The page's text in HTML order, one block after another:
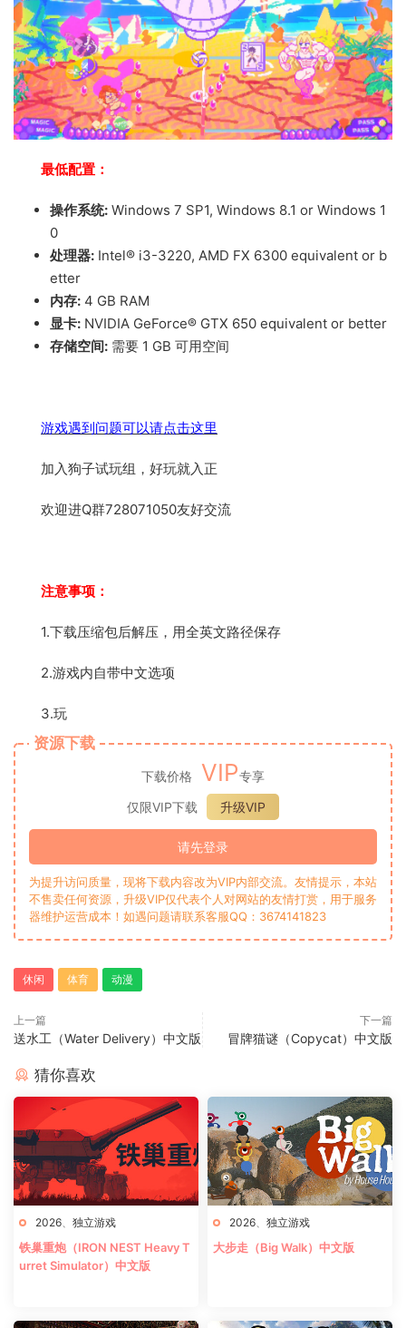
最低配置：
操作系统: Windows 7 SP1, Windows 8.1 or Windows 1
0
处理器: Intel® i3-3220, AMD FX 6300 equivalent or b
etter
内存: 4 GB RAM
显卡: NVIDIA GeForce® GTX 650 equivalent or better
存储空间: 需要 1 GB 可用空间
游戏遇到问题可以请点击这里
加入狗子试玩组，好玩就入正
欢迎进Q群728071050友好交流
注意事项：
1.下载压缩包后解压，用全英文路径保存
2.游戏内自带中文选项
3.玩
资源下载
下载价格 VIP专享
仅限VIP下载
升级VIP
请先登录
为提升访问质量，现将下载内容改为VIP内部交流。友情提示，本站
不售卖任何资源，升级VIP仅代表个人对网站的友情打赏，用于服务
器维护运营成本！如遇问题请联系客服QQ：3674141823
休闲 体育 动漫
上一篇
送水工（Water Delivery）中文版
下一篇
冒牌猫谜（Copycat）中文版
猜你喜欢
2026 独立游戏
铁巢重炮（IRON NEST Heavy T
urret Simulator）中文版
2026 独立游戏
大步走（Big Walk）中文版